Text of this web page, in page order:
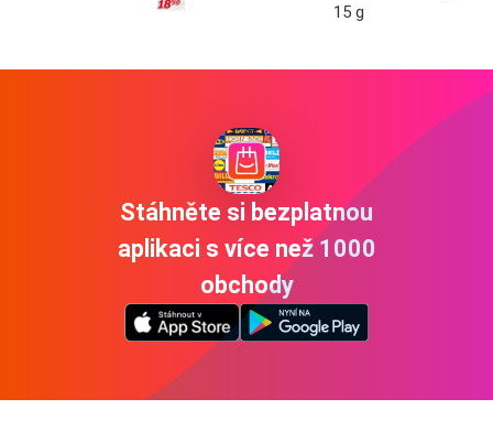
15 g
Stáhněte si bezplatnou
aplikaci s více než 1000
obchody